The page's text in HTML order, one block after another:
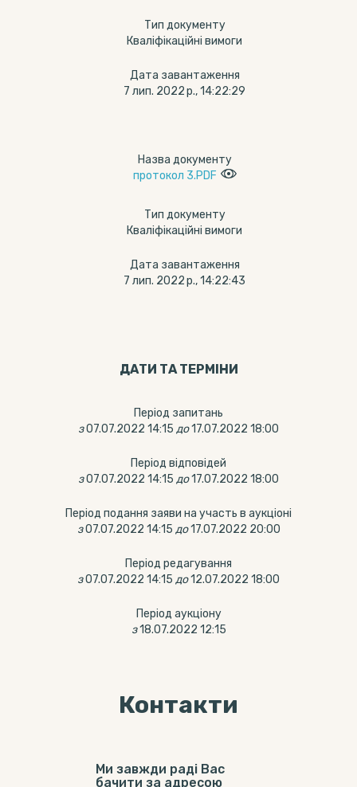
Тип документу
Кваліфікаційні вимоги
Дата завантаження
7 лип. 2022 р., 14:22:29
Назва документу
протокол 3.PDF
Тип документу
Кваліфікаційні вимоги
Дата завантаження
7 лип. 2022 р., 14:22:43
ДАТИ ТА ТЕРМIНИ
Період запитань
з07.07.2022 14:15 до17.07.2022 18:00
Період відповідей
з07.07.2022 14:15 до17.07.2022 18:00
Період подання заяви на участь в аукціоні
з 07.07.2022 14:15 до 17.07.2022 20:00
Період редагування
з07.07.2022 14:15 до12.07.2022 18:00
Період аукціону
з 18.07.2022 12:15
Контакти
Ми завжди раді Вас
бачити за адресою